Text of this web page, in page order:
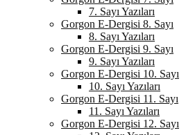
7. Sayı Yazıları
Gorgon E-Dergisi 8. Sayı
8. Sayı Yazıları
Gorgon E-Dergisi 9. Sayı
9. Sayı Yazıları
Gorgon E-Dergisi 10. Sayı
10. Sayı Yazıları
Gorgon E-Dergisi 11. Sayı
11. Sayı Yazıları
Gorgon E-Dergisi 12. Sayı